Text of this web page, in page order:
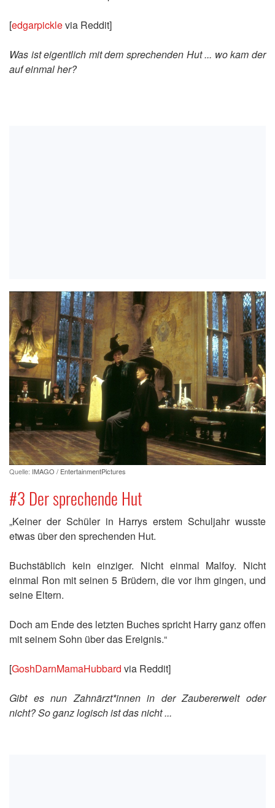
[edgarpicklevia Reddit]
Was ist eigentlich mit dem sprechenden Hut ... wo kam der
auf einmal her?
Quelle: IMAGO / EntertainmentPictures
#3 Der sprechende Hut
„Keiner der Schüler in Harrys erstem Schuljahr wusste
etwas über den sprechenden Hut.
Buchstäblich kein einziger. Nicht einmal Malfoy. Nicht
einmal Ron mit seinen 5 Brüdern, die vor ihm gingen, und
seine Eltern.
Doch am Ende des letzten Buches spricht Harry ganz offen
mit seinem Sohn über das Ereignis.“
[GoshDarnMamaHubbard via Reddit]
Gibt es nun Zahnärzt*innen in der Zaubererwelt oder
nicht? So ganz logisch ist das nicht ...